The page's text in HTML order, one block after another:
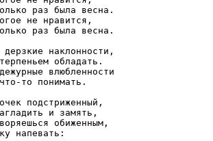
раз была весна.
не нравится,
раз была весна.
наклонности,
обладать.
влюбленности
то понимать.
подстриженный,
и замять,
обиженным,
напевать: